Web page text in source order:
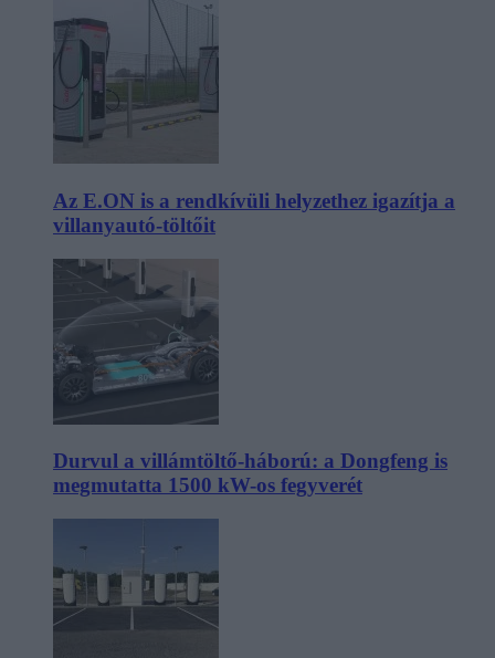
Az E.ON is a rendkívüli helyzethez igazítja a
villanyautó-töltőit
Durvul a villámtöltő-háború: a Dongfeng is
megmutatta 1500 kW-os fegyverét